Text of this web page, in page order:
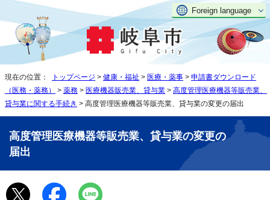
Foreign language
現在の位置： トップページ > 健康・福祉 > 医療・薬事 > 申請書ダウンロード
（医務・薬務）
> 薬務 > 医療機器販売業、貸与業 > 高度管理医療機器等販売業、
貸与業に関する手続き > 高度管理医療機器等販売業、貸与業の変更の届出
高度管理医療機器等販売業、貸与業の変更の
届出